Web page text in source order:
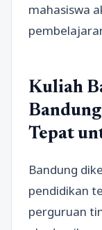
mahasiswa
Kuliah
Tepat
Bandung
pendidikan
perguruan